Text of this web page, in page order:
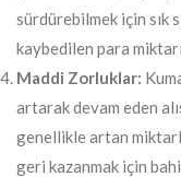
sürdürebilmek için sık
kaybedilen para
Maddi Zorluklar:
artarak devam eden
genellikle artan
geri kazanmak için